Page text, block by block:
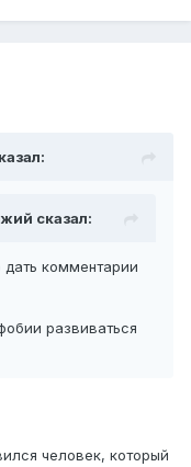
сказал:
дать комментарии
развиваться
человек, который